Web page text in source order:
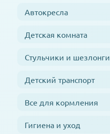
Автокресла
Детская комната
Стульчики и шезлонги
Детский транспорт
Все для кормления
Гигиена и уход